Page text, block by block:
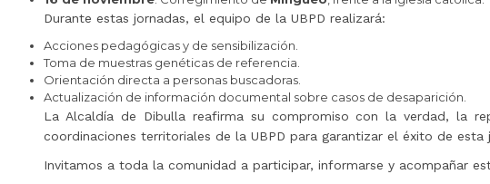
Durante estas jornadas, el equipo de la UBPD realizará:
Acciones pedagógicas y de sensibilización.
Toma de muestras genéticas de referencia.
Orientación directa a personas buscadoras.
Actualización de información documental sobre casos de desaparición.
La Alcaldía de Dibulla reafirma su compromiso con la verdad, la
coordinaciones territoriales de la UBPD para garantizar el éxito de esta
Invitamos a toda la comunidad a participar, informarse y acompañar